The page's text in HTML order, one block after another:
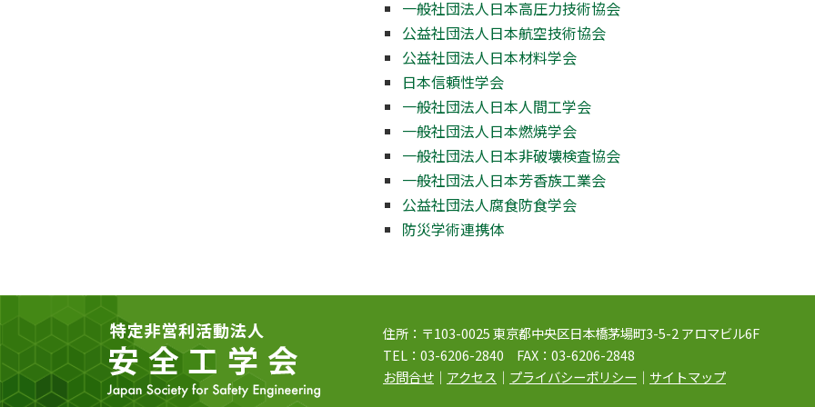
一般社団法人日本高圧力技術協会
公益社団法人日本航空技術協会
公益社団法人日本材料学会
日本信頼性学会
一般社団法人日本人間工学会
一般社団法人日本燃焼学会
一般社団法人日本非破壊検査協会
一般社団法人日本芳香族工業会
公益社団法人腐食防食学会
防災学術連携体
住所：〒103-0025 東京都中央区日本橋茅場町3-5-2 アロマビル6F
TEL：03-6206-2840 FAX：03-6206-2848
お問合せ ｜ アクセス ｜ プライバシーポリシー ｜ サイトマップ